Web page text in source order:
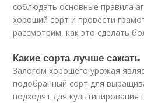
соблюдать основные правила
хороший сорт и провести
рассмотрим, как это сделать
Какие сорта лучше сажать
Залогом хорошего урожая
подобранный сорт для
подходят для культивирования